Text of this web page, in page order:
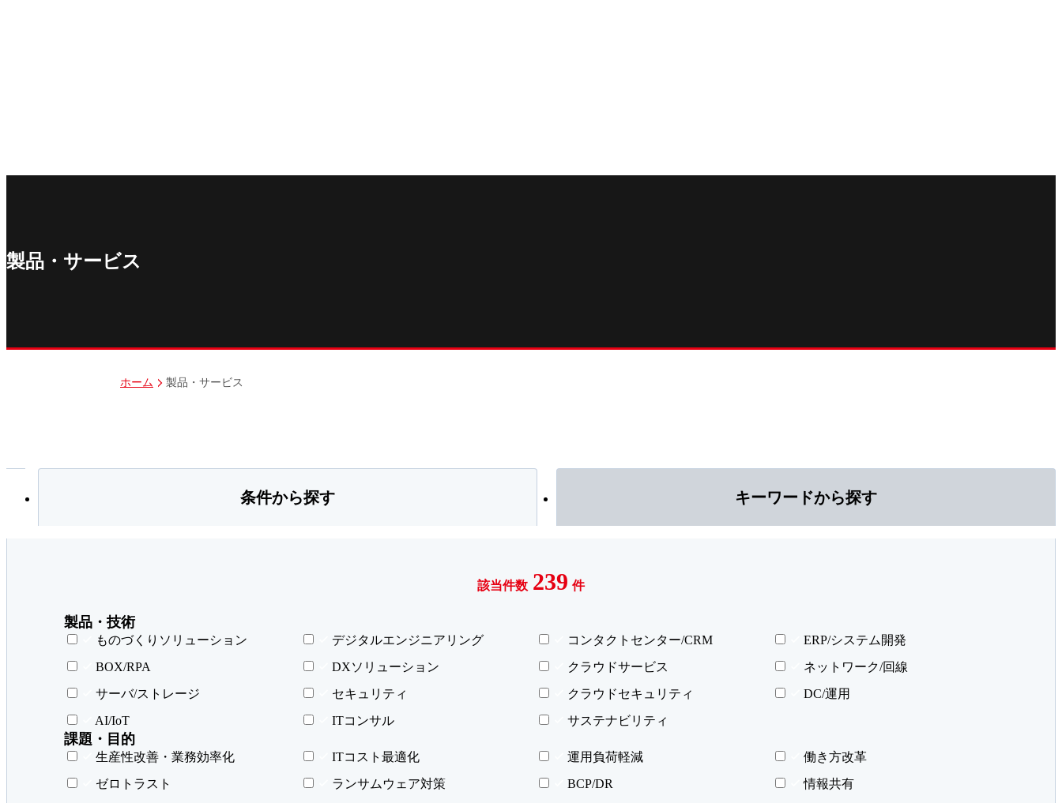
製品・サービス
ホーム 製品・サービス
条件から探す キーワードから探す
該当件数 239 件
製品・技術
ものづくりソリューション デジタルエンジニアリング コンタクトセンター/CRM
ERP/システム開発
BOX/RPA
DXソリューション クラウドサービス
ネットワーク/回線
サーバ/ストレージ
セキュリティ クラウドセキュリティ
DC/運用
AI/IoT
ITコンサル サステナビリティ
課題・目的
生産性改善・業務効率化 ITコスト最適化 運用負荷軽減
働き方改革
ゼロトラスト
ランサムウェア対策 BCP/DR 情報共有